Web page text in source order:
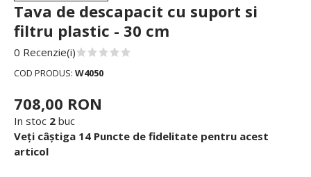
Tava de descapacit cu suport si
filtru plastic - 30 cm
0 Recenzie(i)
COD PRODUS: W4050
708,00 RON
In stoc 2 buc
Veți câștiga 14 Puncte de fidelitate pentru acest
articol